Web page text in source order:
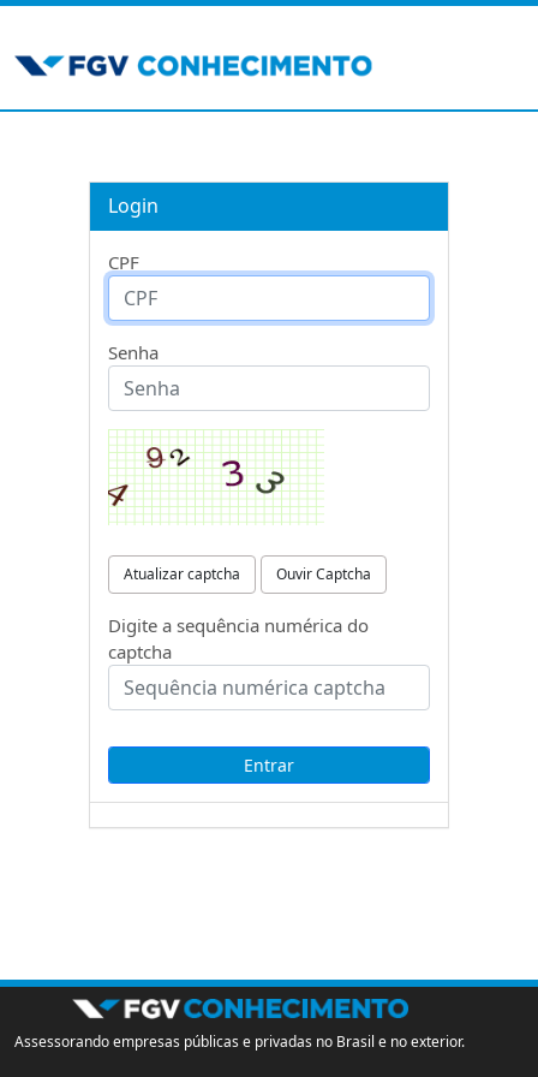
Login
CPF
Senha
Atualizar captcha Ouvir Captcha
Digite a sequência numérica do
captcha
Assessorando empresas públicas e privadas no Brasil e no exterior.